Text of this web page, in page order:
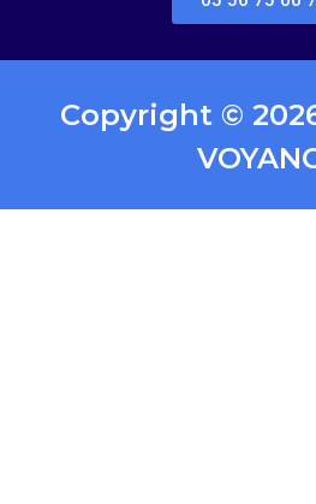
Copyright ©